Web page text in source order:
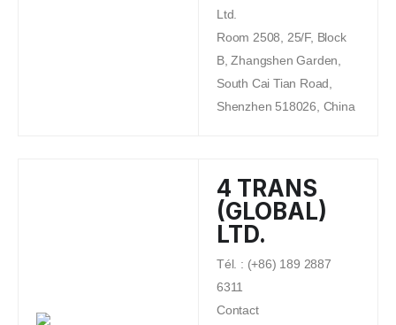
Ltd.
Room 2508, 25/F, Block
B, Zhangshen Garden,
South Cai Tian Road,
Shenzhen 518026, China
4 TRANS
(GLOBAL)
LTD.
Tél. : (+86) 189 2887
6311
Contact